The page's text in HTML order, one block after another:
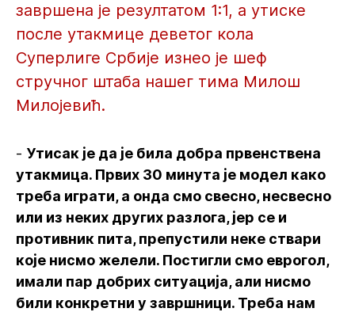
завршена је резултатом 1:1, а утиске
после утакмице деветог кола
Суперлиге Србије изнео је шеф
стручног штаба нашег тима Милош
Милојевић.
- Утисак је да је била добра првенствена
утакмица. Првих 30 минута је модел како
треба играти, а онда смо свесно, несвесно
или из неких других разлога, јер се и
противник пита, препустили неке ствари
које нисмо желели. Постигли смо еврогол,
имали пар добрих ситуација, али нисмо
били конкретни у завршници. Треба нам